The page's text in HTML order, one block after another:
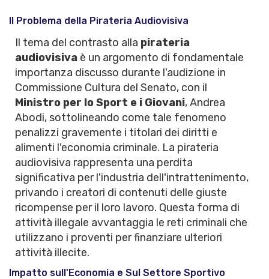
Il Problema della Pirateria Audiovisiva
Il tema del contrasto alla pirateria
audiovisiva è un argomento di fondamentale
importanza discusso durante l'audizione in
Commissione Cultura del Senato, con il
Ministro per lo Sport e i Giovani, Andrea
Abodi, sottolineando come tale fenomeno
penalizzi gravemente i titolari dei diritti e
alimenti l'economia criminale. La pirateria
audiovisiva rappresenta una perdita
significativa per l'industria dell'intrattenimento,
privando i creatori di contenuti delle giuste
ricompense per il loro lavoro. Questa forma di
attività illegale avvantaggia le reti criminali che
utilizzano i proventi per finanziare ulteriori
attività illecite.
Impatto sull'Economia e Sul Settore Sportivo